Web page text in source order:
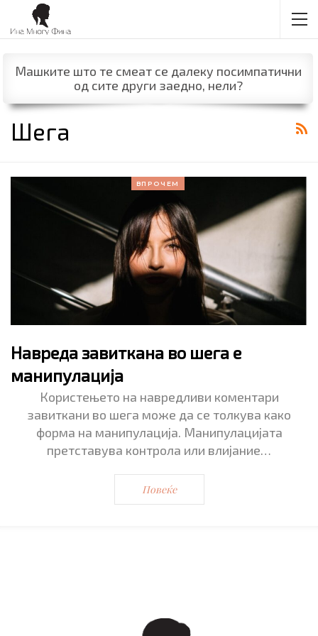
Машките што те смеат се далеку посимпатични
од сите други заедно, нели?
Шега
ВПРОЧЕМ
Навреда завиткана во шега е
манипулација
Користењето на навредливи коментари
завиткани во шега може да се толкува како
форма на манипулација. Манипулацијата
претставува контрола или влијание…
Повеќе